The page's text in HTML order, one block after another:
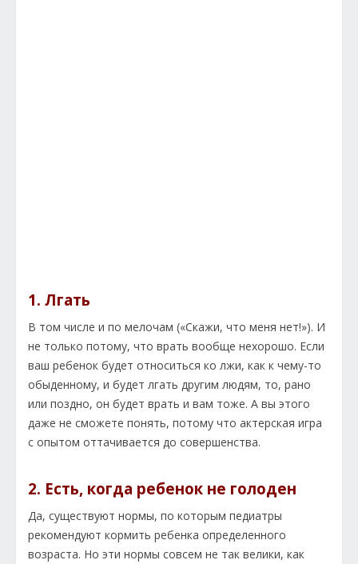
1. Лгать
В том числе и по мелочам («Скажи, что меня нет!»). И
не только потому, что врать вообще нехорошо. Если
ваш ребенок будет относиться ко лжи, как к чему-то
обыденному, и будет лгать другим людям, то, рано
или поздно, он будет врать и вам тоже. А вы этого
даже не сможете понять, потому что актерская игра
с опытом оттачивается до совершенства.
2. Есть, когда ребенок не голоден
Да, существуют нормы, по которым педиатры
рекомендуют кормить ребенка определенного
возраста. Но эти нормы совсем не так велики, как